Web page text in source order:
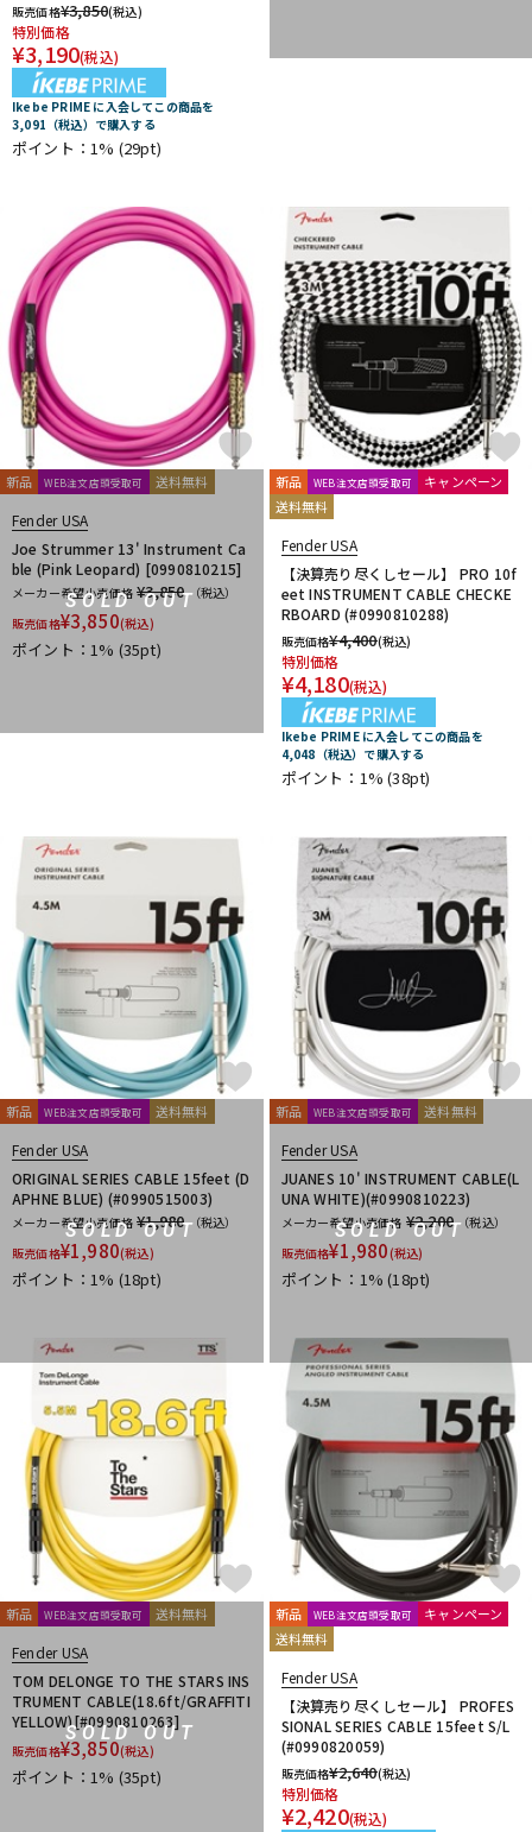
販売価格¥3,850(税込)
特別価格
¥3,190(税込)
Ikebe PRIME に入会してこの商品を
3,091（税込）で購入する
ポイント：1% (29pt)
SOLD OUT
新品 WEB注文店頭受取可 送料無料
Fender USA
Joe Strummer 13' Instrument Ca
ble (Pink Leopard) [0990810215]
メーカー希望小売価格 ¥3,850 （税込）
販売価格¥3,850(税込)
ポイント：1% (35pt)
新品 WEB注文店頭受取可
キャンペーン
送料無料
Fender USA
【決算売り尽くしセール】 PRO 10f
eet INSTRUMENT CABLE CHECKE
RBOARD (#0990810288)
販売価格¥4,400(税込)
特別価格
¥4,180(税込)
Ikebe PRIME に入会してこの商品を
4,048（税込）で購入する
ポイント：1%(38pt)
SOLD OUT
新品 WEB注文店頭受取可 送料無料
Fender USA
ORIGINAL SERIES CABLE 15feet (D
APHNE BLUE) (#0990515003)
メーカー希望小売価格 ¥1,980 （税込）
販売価格¥1,980(税込)
ポイント：1% (18pt)
SOLD OUT
新品 WEB注文店頭受取可 送料無料
Fender USA
JUANES 10' INSTRUMENT CABLE(L
UNA WHITE)(#0990810223)
メーカー希望小売価格 ¥2,200 （税込）
販売価格¥1,980(税込)
ポイント：1%(18pt)
SOLD OUT
新品 WEB注文店頭受取可 送料無料
Fender USA
TOM DELONGE TO THE STARS INS
TRUMENT CABLE(18.6ft/GRAFFITI
YELLOW)[#0990810263]
販売価格¥3,850(税込)
ポイント：1% (35pt)
新品 WEB注文店頭受取可
キャンペーン
送料無料
Fender USA
【決算売り尽くしセール】 PROFES
SIONAL SERIES CABLE 15feet S/L
(#0990820059)
販売価格¥2,640(税込)
特別価格
¥2,420(税込)